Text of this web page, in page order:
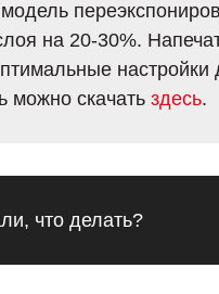
на 20-30%.
можно скачать здесь.
что делать?